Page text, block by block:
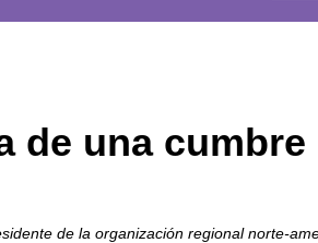
de una
de la organización regional norte-